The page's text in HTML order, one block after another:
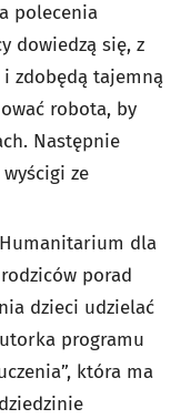
polecenia
dowiedzą się, z
i zdobędą tajemną
robota, by
Następnie
ze
dla
porad
dzieci udzielać
programu
która ma